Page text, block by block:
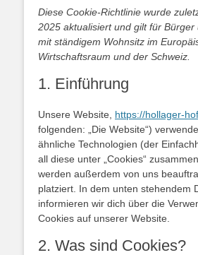
Diese Cookie-Richtlinie wurde
2025 aktualisiert und gilt für Bürger
mit ständigem Wohnsitz im
Wirtschaftsraum und der Schweiz.
1. Einführung
Unsere Website, https://hollager-
folgenden: „Die Website“)
ähnliche Technologien (der
all diese unter „Cookies“
werden außerdem von uns
platziert. In dem unten stehendem
informieren wir dich über die
Cookies auf unserer Website.
2. Was sind Cookies?